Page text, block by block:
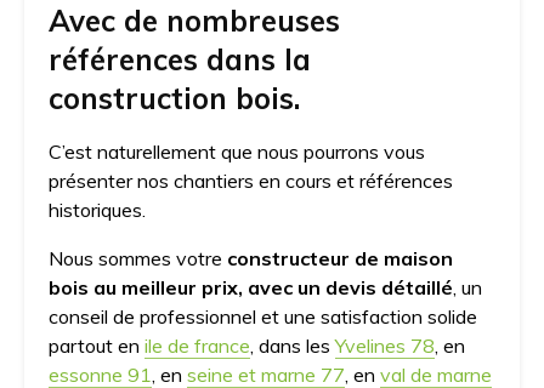
Avec de nombreuses
références dans la
construction bois.
C’est naturellement que nous pourrons vous
présenter nos chantiers en cours et références
historiques.
Nous sommes votre constructeur de maison
bois au meilleur prix, avec un devis détaillé , un
conseil de professionnel et une satisfaction solide
partout en ile de france , dans lesYvelines 78 , en
essonne 91 , en seine et marne 77 , en val de marne